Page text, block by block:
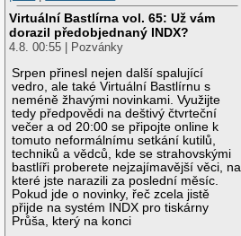
Virtuální Bastlírna vol. 65: Už vám
dorazil předobjednaný INDX?
4.8. 00:55 | Pozvánky
Srpen přinesl nejen další spalující
vedro, ale také Virtuální Bastlírnu s
neméně žhavými novinkami. Využijte
tedy předpovědi na deštivý čtvrteční
večer a od 20:00 se připojte online k
tomuto neformálnímu setkání kutilů,
techniků a vědců, kde se strahovskými
bastlíři proberete nejzajímavější věci, na
které jste narazili za poslední měsíc.
Pokud jde o novinky, řeč zcela jistě
přijde na systém INDX pro tiskárny
Průša, který na konci